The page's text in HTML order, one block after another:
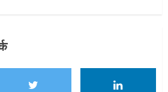
मुख्यमंत्र्यांच्या हस्ते विठ्ठलाची महापूजा